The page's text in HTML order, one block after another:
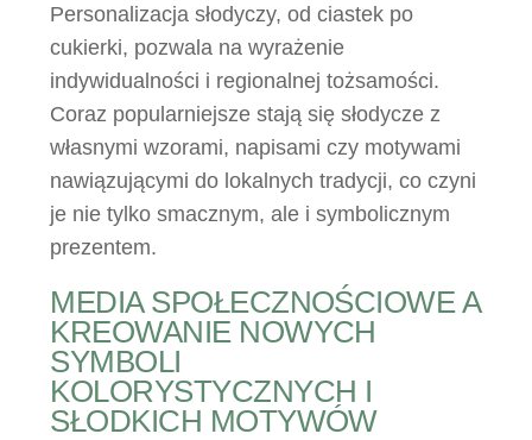
Personalizacja słodyczy, od ciastek po
cukierki, pozwala na wyrażenie
indywidualności i regionalnej tożsamości.
Coraz popularniejsze stają się słodycze z
własnymi wzorami, napisami czy motywami
nawiązującymi do lokalnych tradycji, co czyni
je nie tylko smacznym, ale i symbolicznym
prezentem.
MEDIA SPOŁECZNOŚCIOWE A
KREOWANIE NOWYCH
SYMBOLI
KOLORYSTYCZNYCH I
SŁODKICH MOTYWÓW